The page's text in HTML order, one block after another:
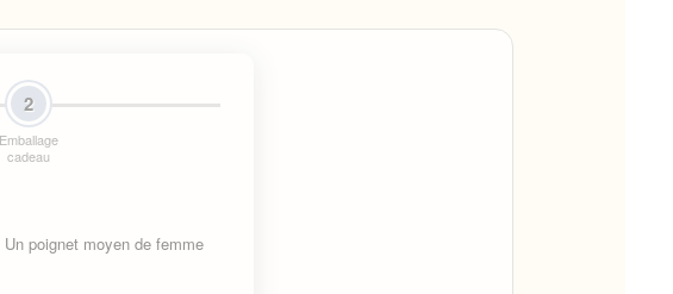
2
Emballage
cadeau
poignet moyen de femme